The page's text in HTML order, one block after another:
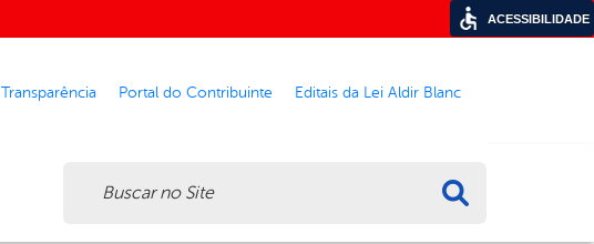
Transparência Portal do Contribuinte Editais da Lei Aldir Blanc
ACESSIBILIDADE